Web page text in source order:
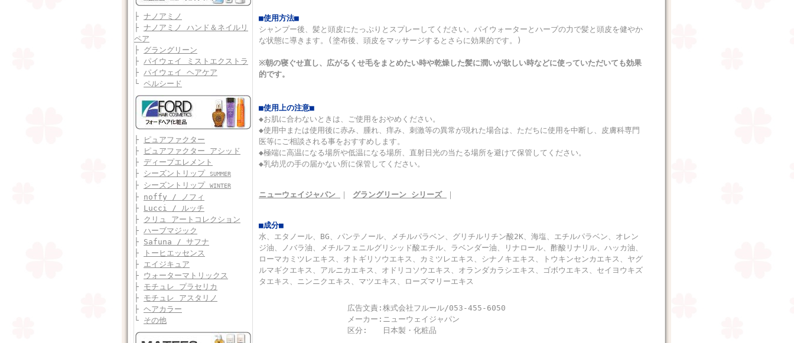
├ ナノアミノ
├ ナノアミノ ハンド＆ネイルリ
ペア
├ グラングリーン
├ パイウェイ ミストエクストラ
├ パイウェイ ヘアケア
└ ペルシード
├
ピュアファクター
├
ピュアファクター アシッド
├ ディープエレメント
├ シーズントリップ SUMMER
├ シーズントリップ WINTER
├ noffy / ノフィ
├ Lucci / ルッチ
├ クリュ アートコレクション
├ ハーブマジック
├ Safuna / サフナ
├
トーヒエッセンス
├ エイジキュア
├ ウォーターマトリックス
├ モチュレ プラセリカ
├ モチュレ アスタリノ
├ ヘアカラー
└ その他
■使用方法■
シャンプー後、髪と頭皮にたっぷりとスプレーしてください。パイウォーターとハーブの力で髪と頭皮を健やか
な状態に導きます。(塗布後、頭皮をマッサージするとさらに効果的です。)
※朝の寝ぐせ直し、広がるくせ毛をまとめたい時や乾燥した髪に潤いが欲しい時などに使っていただいても効果
的です。
■使用上の注意■
◆お肌に合わないときは、ご使用をおやめください。
◆使用中または使用後に赤み、腫れ、痒み、刺激等の異常が現れた場合は、ただちに使用を中断し、皮膚科専門
医等にご相談される事をおすすめします。
◆極端に高温になる場所や低温になる場所、直射日光の当たる場所を避けて保管してください。
◆乳幼児の手の届かない所に保管してください。
ニューウェイジャパン ｜ グラングリーン シリーズ ｜
■成分■
水、エタノール、BG、パンテノール、メチルパラベン、グリチルリチン酸2K、海塩、エチルパラベン、オレン
ジ油、ノバラ油、メチルフェニルグリシッド酸エチル、ラベンダー油、リナロール、酢酸リナリル、ハッカ油、
ローマカミツレエキス、オトギリソウエキス、カミツレエキス、シナノキエキス、トウキンセンカエキス、ヤグ
ルマギクエキス、アルニカエキス、オドリコソウエキス、オランダカラシエキス、ゴボウエキス、セイヨウキズ
タエキス、ニンニクエキス、マツエキス、ローズマリーエキス
広告文責: 株式会社フルール/053-455-6050
メーカー: ニューウェイジャパン
区分:
日本製・化粧品